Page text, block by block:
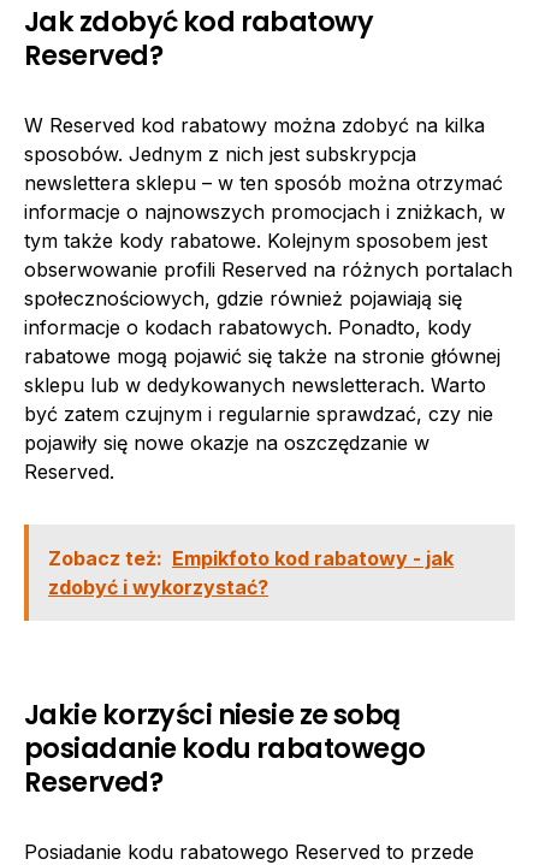
Jak zdobyć kod rabatowy
Reserved?
W Reserved kod rabatowy można zdobyć na kilka
sposobów. Jednym z nich jest subskrypcja
newslettera sklepu – w ten sposób można otrzymać
informacje o najnowszych promocjach i zniżkach, w
tym także kody rabatowe. Kolejnym sposobem jest
obserwowanie profili Reserved na różnych portalach
społecznościowych, gdzie również pojawiają się
informacje o kodach rabatowych. Ponadto, kody
rabatowe mogą pojawić się także na stronie głównej
sklepu lub w dedykowanych newsletterach. Warto
być zatem czujnym i regularnie sprawdzać, czy nie
pojawiły się nowe okazje na oszczędzanie w
Reserved.
Zobacz też: Empikfoto kod rabatowy - jak
zdobyć i wykorzystać?
Jakie korzyści niesie ze sobą
posiadanie kodu rabatowego
Reserved?
Posiadanie kodu rabatowego Reserved to przede